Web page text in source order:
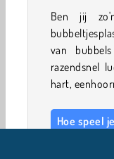
Ben jij
van
razendsnel
hart,
Hoe speel